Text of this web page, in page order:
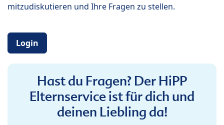
mitzudiskutieren und Ihre Fragen zu stellen.
Login
Hast du Fragen? Der HiPP
Elternservice ist für dich und
deinen Liebling da!